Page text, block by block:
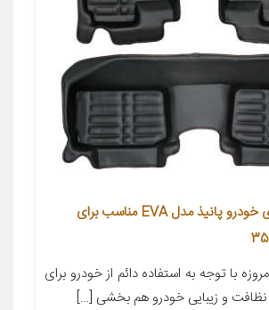
کفپوش پنج بعدی خودرو پانیذ مدل EVA مناسب برای
با توجه به استفاده دائم از خودرو برای
نظافت و زیبایی خودرو هم بخشی […]